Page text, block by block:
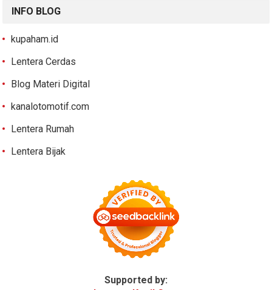
INFO BLOG
kupaham.id
Lentera Cerdas
Blog Materi Digital
kanalotomotif.com
Lentera Rumah
Lentera Bijak
Supported by: